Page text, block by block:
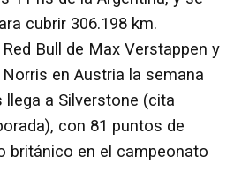
cubrir 306.198 km.
Bull de Max Verstappen y
en Austria la semana
llega a Silverstone (cita
con 81 puntos de
británico en el campeonato